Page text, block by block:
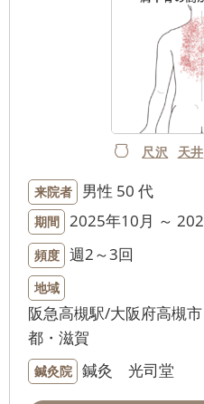
尺沢 天井
来院者 男性 50 代
期間 2025年10月 ～
頻度 週2～3回
地域
阪急高槻駅/大阪府高槻
都・滋賀
鍼灸院 鍼灸 光司堂